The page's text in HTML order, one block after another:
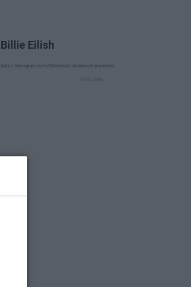
Billie Eilish
Autor: Instagram.com/billieeilish/ Archiwum prywatne